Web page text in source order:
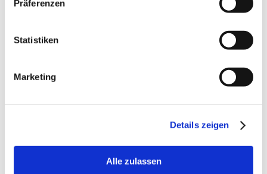
Präferenzen
Statistiken
Marketing
Details zeigen
Alle zulassen